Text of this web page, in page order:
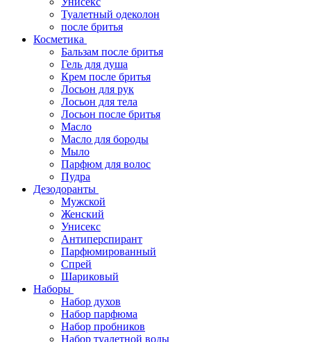
Туалетный одеколон
после бритья
Косметика
Бальзам после бритья
Гель для душа
Крем после бритья
Лосьон для рук
Лосьон для тела
Лосьон после бритья
Масло
Масло для бороды
Мыло
Парфюм для волос
Пудра
Дезодоранты
Мужской
Женский
Унисекс
Антиперспирант
Парфюмированный
Спрей
Шариковый
Наборы
Набор духов
Набор парфюма
Набор пробников
Набор туалетной воды